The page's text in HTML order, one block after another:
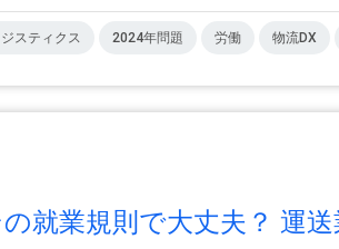
ジスティクス 2024年問題 労働 物流DX
就業規則で大丈夫？ 運